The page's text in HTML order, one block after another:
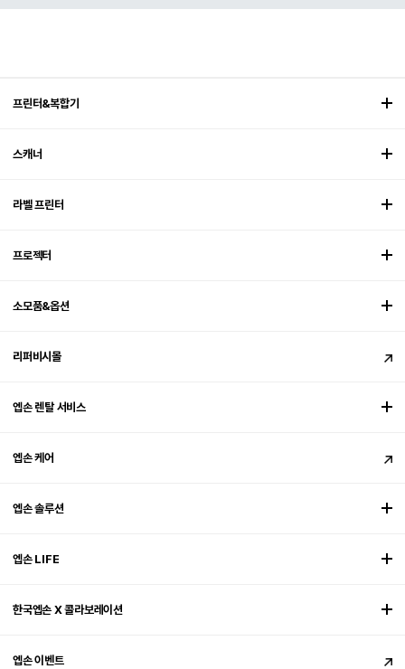
프린터&복합기
스캐너
라벨 프린터
프로젝터
소모품&옵션
리퍼비시몰
엡손 렌탈 서비스
엡손 케어
엡손 솔루션
엡손 LIFE
한국엡손 X 콜라보레이션
엡손 이벤트